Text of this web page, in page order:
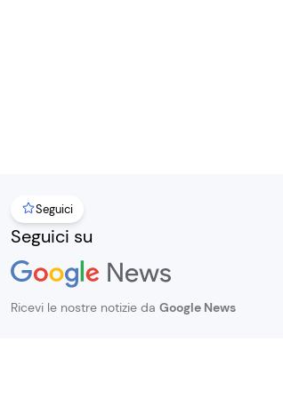
Seguici
Seguici su
Ricevi le nostre notizie da Google News